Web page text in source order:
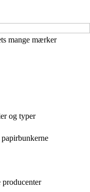
mange mærker
og typer